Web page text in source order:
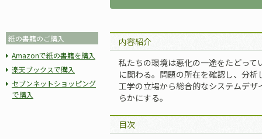
紙の書籍のご購入
Amazonで紙の書籍を購入
楽天ブックスで購入
セブンネットショッピング
で購入
内容紹介
私たちの環境は悪化の一途をたどっ
に関わる。問題の所在を確認し、分
工学の立場から総合的なシステムデ
らかにする。
目次